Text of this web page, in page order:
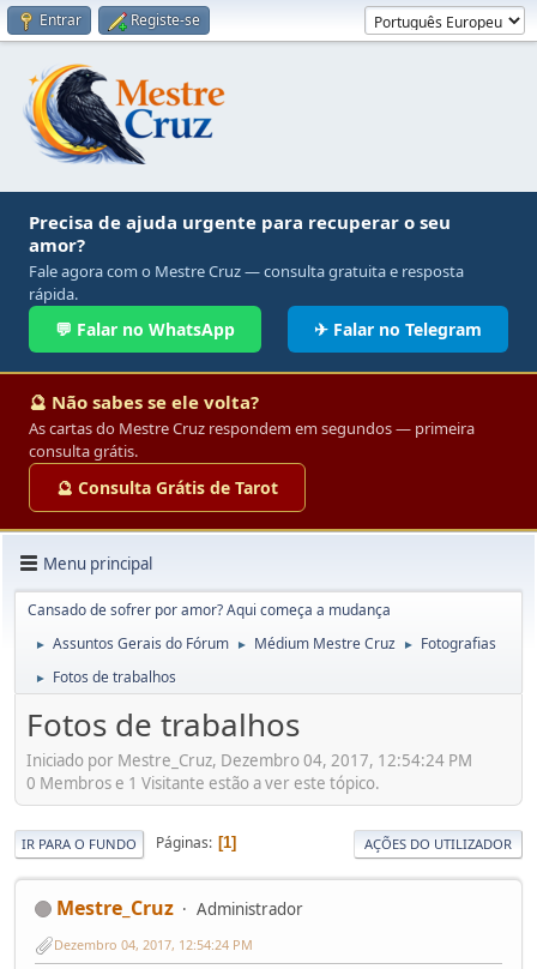
Entrar Registe-se
Precisa de ajuda urgente para recuperar o seu
amor?
Fale agora com o Mestre Cruz — consulta gratuita e resposta
rápida.
💬 Falar no WhatsApp ✈ Falar no Telegram
🔮 Não sabes se ele volta?
As cartas do Mestre Cruz respondem em segundos — primeira
consulta grátis.
🔮 Consulta Grátis de Tarot
Menu principal
Cansado de sofrer por amor? Aqui começa a mudança
► Assuntos Gerais do Fórum ► Médium Mestre Cruz ► Fotografias
► Fotos de trabalhos
Fotos de trabalhos
Iniciado por Mestre_Cruz, Dezembro 04, 2017, 12:54:24 PM
0 Membros e 1 Visitante estão a ver este tópico.
IR PARA O FUNDO Páginas 1 AÇÕES DO UTILIZADOR
Mestre_Cruz Administrador
Dezembro 04, 2017, 12:54:24 PM